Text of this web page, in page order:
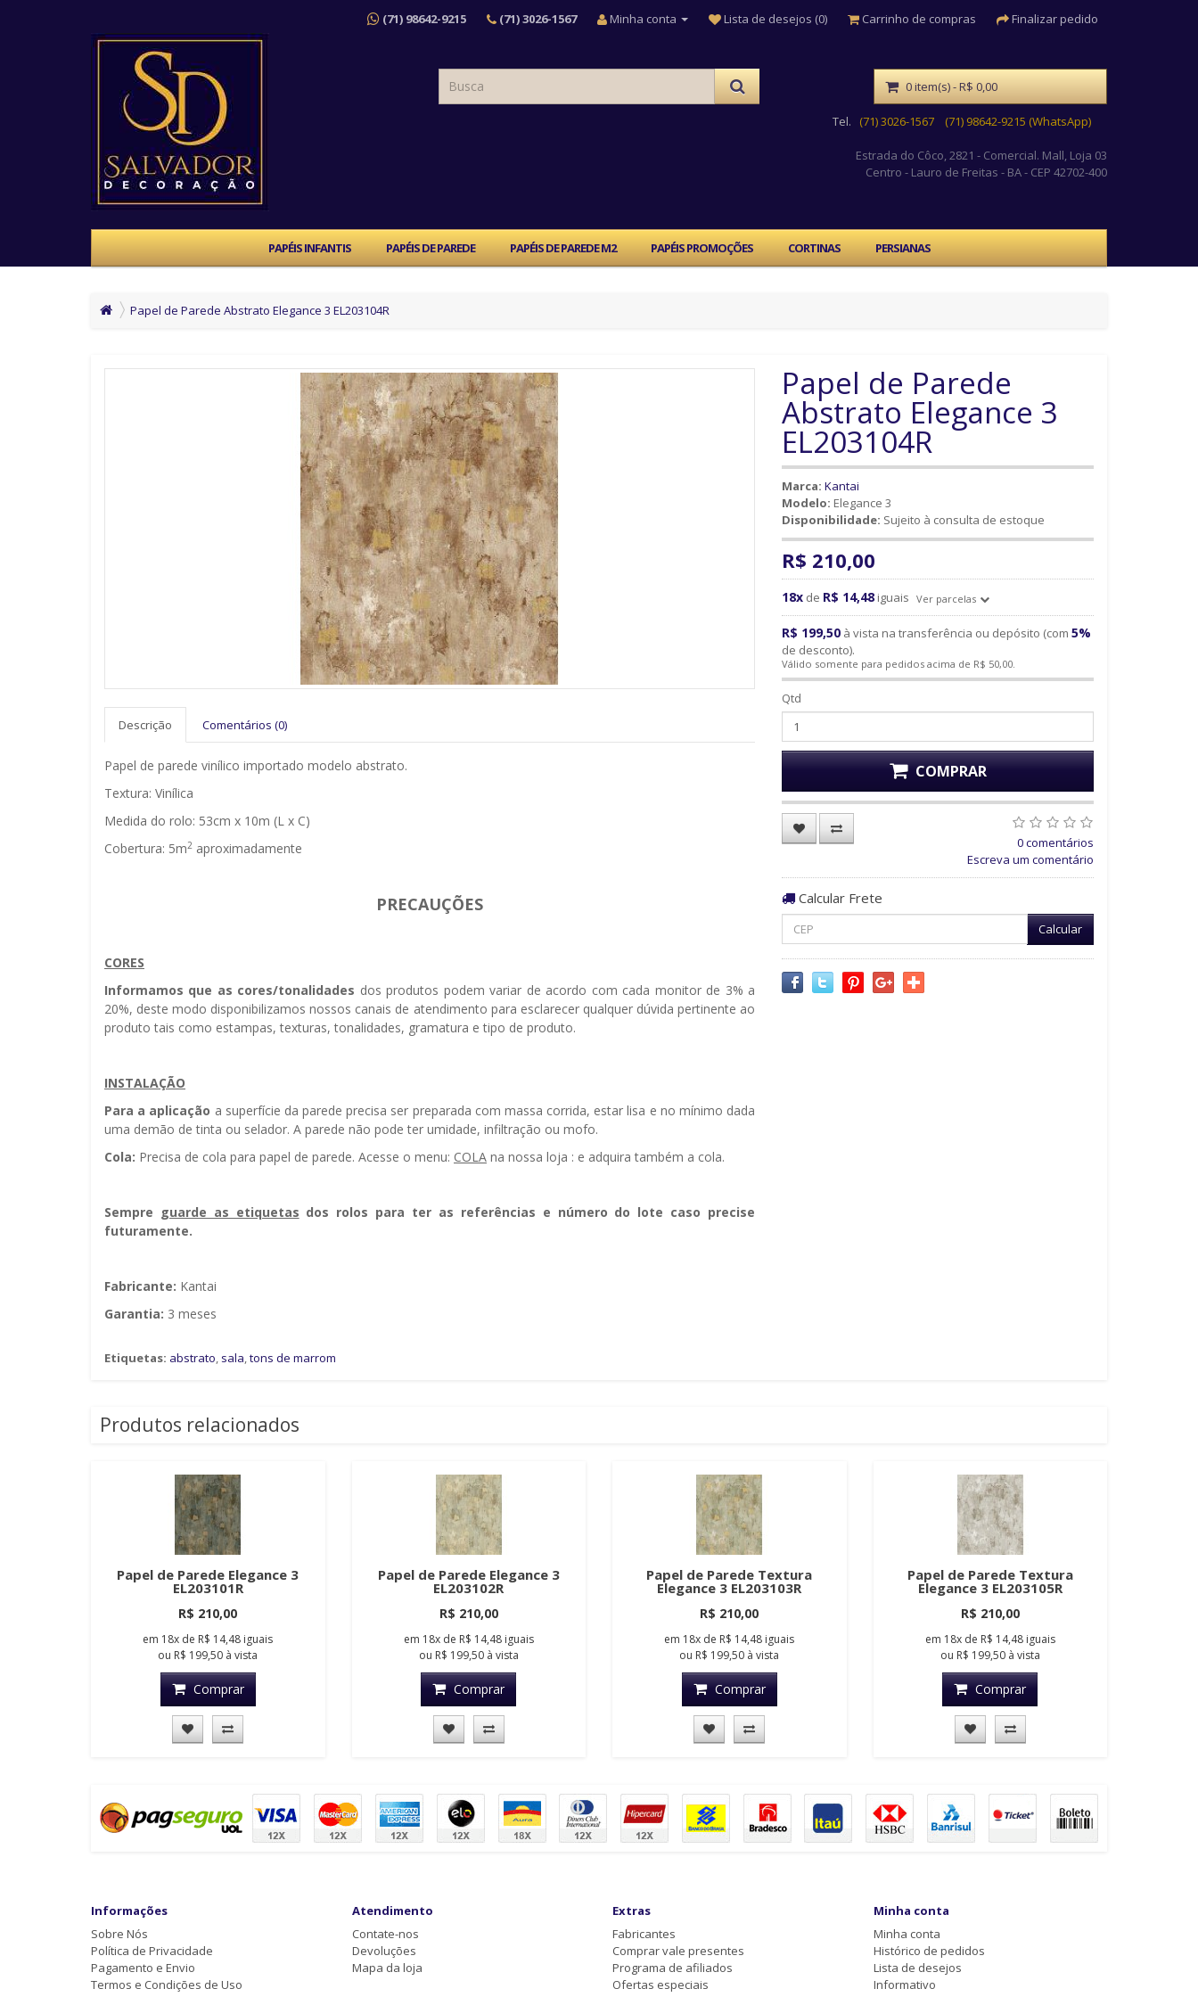
(71) 98642-9215 (71) 3026-1567 Minha conta Lista de desejos (0) Carrinho de compras Finalizar pedido
Tel. (71) 3026-1567 (71) 98642-9215 (WhatsApp)
Estrada do Côco, 2821 - Comercial. Mall, Loja 03
Centro - Lauro de Freitas - BA - CEP 42702-400
0 item(s) - R$ 0,00
PAPÉIS INFANTIS PAPÉIS DE PAREDE PAPÉIS DE PAREDE M2 PAPÉIS PROMOÇÕES CORTINAS PERSIANAS
Papel de Parede Abstrato Elegance 3 EL203104R
Papel de Parede
Abstrato Elegance 3
EL203104R
Marca: Kantai
Modelo: Elegance 3
Disponibilidade: Sujeito à consulta de estoque
R$ 210,00
18x de R$ 14,48 iguais Ver parcelas
R$ 199,50 à vista na transferência ou depósito (com 5%
de desconto).
Válido somente para pedidos acima de R$ 50,00.
Qtd
COMPRAR
0 comentários
Escreva um comentário
Calcular Frete
Calcular
Descrição Comentários (0)
Papel de parede vinílico importado modelo abstrato.
Textura: Vinílica
Medida do rolo: 53cm x 10m (L x C)
Cobertura: 5m2 aproximadamente
PRECAUÇÕES
CORES
Informamos que as cores/tonalidades dos produtos podem variar de acordo com cada monitor de 3% a
20%, deste modo disponibilizamos nossos canais de atendimento para esclarecer qualquer dúvida pertinente ao
produto tais como estampas, texturas, tonalidades, gramatura e tipo de produto.
INSTALAÇÃO
Para a aplicação a superfície da parede precisa ser preparada com massa corrida, estar lisa e no mínimo dada
uma demão de tinta ou selador. A parede não pode ter umidade, infiltração ou mofo.
Cola: Precisa de cola para papel de parede. Acesse o menu: COLA na nossa loja : e adquira também a cola.
Sempre guarde as etiquetas dos rolos para ter as referências e número do lote caso precise
futuramente.
Fabricante: Kantai
Garantia: 3 meses
Etiquetas: abstrato, sala,tons de marrom
Produtos relacionados
Papel de Parede Elegance 3
EL203101R
R$ 210,00
em 18x de R$ 14,48 iguais
ou R$ 199,50 à vista
Comprar
Papel de Parede Elegance 3
EL203102R
R$ 210,00
em 18xde R$ 14,48 iguais
ou R$ 199,50à vista
Comprar
Papel de Parede Textura
Elegance 3 EL203103R
R$ 210,00
em 18x de R$ 14,48 iguais
ou R$ 199,50 à vista
Comprar
Papel de Parede Textura
Elegance 3 EL203105R
R$ 210,00
em 18xde R$ 14,48 iguais
ou R$ 199,50à vista
Comprar
Informações
Sobre Nós
Política de Privacidade
Pagamento e Envio
Termos e Condições de Uso
Atendimento
Contate-nos
Devoluções
Mapa da loja
Extras
Fabricantes
Comprar vale presentes
Programa de afiliados
Ofertas especiais
Minha conta
Minha conta
Histórico de pedidos
Lista de desejos
Informativo